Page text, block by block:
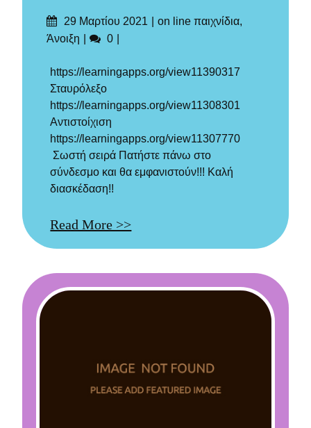
Δημοσιεύτηκε
στις
29 Μαρτίου 2021 Categories
on line παιχνίδια,
Άνοιξη
Σχόλια
0
https://learningapps.org/view11390317
Σταυρόλεξο
https://learningapps.org/view11308301
Αντιστοίχιση
https://learningapps.org/view11307770
Σωστή σειρά Πατήστε πάνω στο
σύνδεσμο και θα εμφανιστούν!!! Καλή
διασκέδαση!!
Read More >>